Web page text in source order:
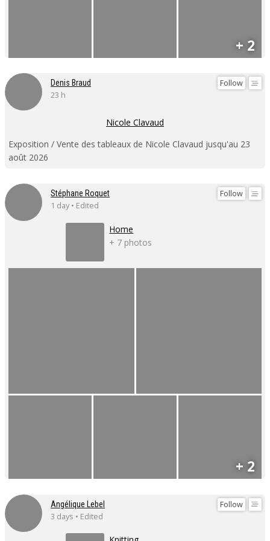
+ 2
Follow
Denis Braud
23 h
Nicole Clavaud
Exposition / Vente des tableaux de Nicole Clavaud jusqu'au 23
août 2026
Follow
Stéphane Roquet
1 day • Edited
Home
+ 7 photos
+ 2
Follow
Angélique Lebel
3 days • Edited